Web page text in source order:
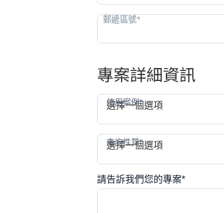
專案詳細資訊
使用案例*
選擇一個選項
查詢性質*
選擇一個選項
請告訴我們您的專案*